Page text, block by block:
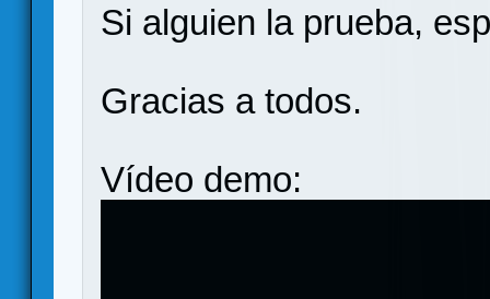
Si alguien la prueba,
Gracias a todos.
Vídeo demo: